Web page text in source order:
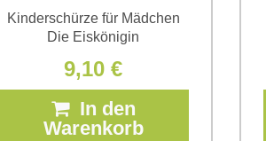
Kinderschürze für Mädchen
Die Eiskönigin
9,10 €
In den
Warenkorb